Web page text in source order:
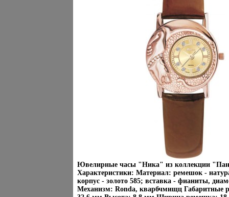
Ювелирные часы "Ника" из коллекции
Характеристики: Материал: ремешок -
корпус - золото 585; вставка - фианиты,
Механизм: Ronda, кварбчмищц Габаритные